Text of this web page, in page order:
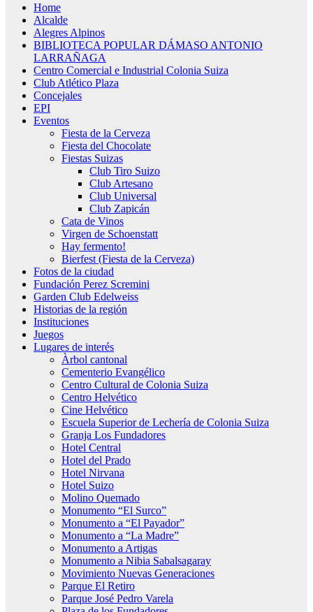
Home
Alcalde
Alegres Alpinos
BIBLIOTECA POPULAR DÁMASO ANTONIO
LARRAÑAGA
Centro Comercial e Industrial Colonia Suiza
Club Atlético Plaza
Concejales
EPI
Eventos
Fiesta de la Cerveza
Fiesta del Chocolate
Fiestas Suizas
Club Tiro Suizo
Club Artesano
Club Universal
Club Zapicán
Cata de Vinos
Virgen de Schoenstatt
Hay fermento!
Bierfest (Fiesta de la Cerveza)
Fotos de la ciudad
Fundación Perez Scremini
Garden Club Edelweiss
Historias de la región
Instituciones
Juegos
Lugares de interés
Àrbol cantonal
Cementerio Evangélico
Centro Cultural de Colonia Suiza
Centro Helvético
Cine Helvético
Escuela Superior de Lechería de Colonia Suiza
Granja Los Fundadores
Hotel Central
Hotel del Prado
Hotel Nirvana
Hotel Suizo
Molino Quemado
Monumento “El Surco”
Monumento a “El Payador”
Monumento a “La Madre”
Monumento a Artigas
Monumento a Nibia Sabalsagaray
Movimiento Nuevas Generaciones
Parque El Retiro
Parque José Pedro Varela